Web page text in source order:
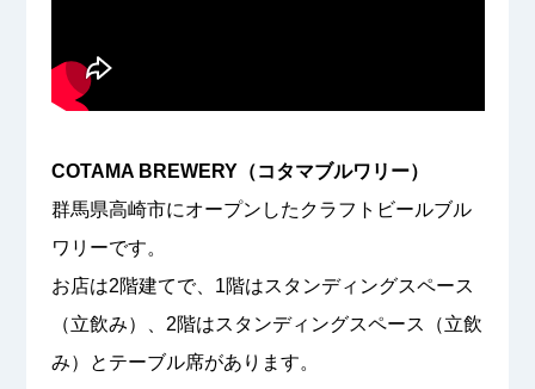
COTAMA BREWERY（コタマブルワリー）
群馬県高崎市にオープンしたクラフトビールブル
ワリーです。
お店は2階建てで、1階はスタンディングスペース
（立飲み）、2階はスタンディングスペース（立飲
み）とテーブル席があります。